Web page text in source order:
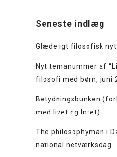
Seneste indlæg
Glædeligt filosofisk
Nyt temanummer af
filosofi med børn, juni
Betydningsbunken
med livet og Intet)
The philosophyman i
national netværksdag